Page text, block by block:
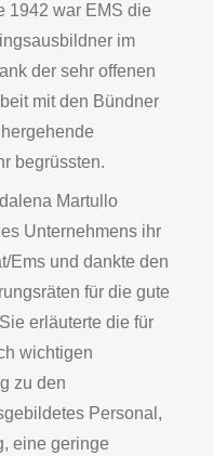
1942 war EMS die
im
der sehr offenen
mit den Bündner
begrüssten.
Martullo
Unternehmens ihr
Ems und dankte den
für die gute
erläuterte die für
wichtigen
zu den
Personal,
eine geringe